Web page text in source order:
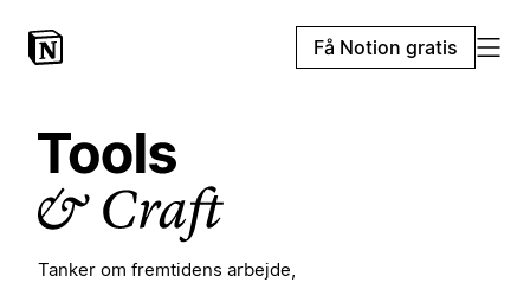
Få Notion gratis
Tanker om fremtidens arbejde,